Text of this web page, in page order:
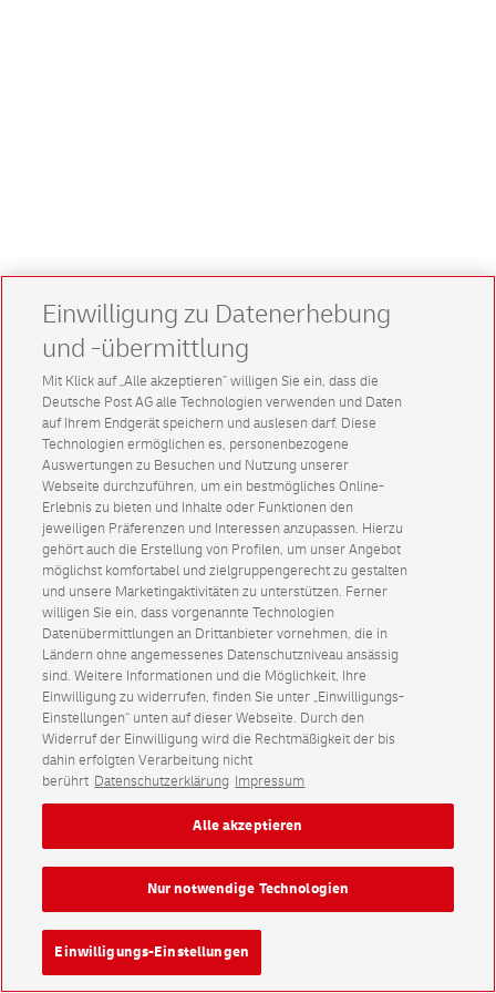
Einwilligung zu Datenerhebung
und -übermittlung
Mit Klick auf „Alle akzeptieren” willigen Sie ein, dass die
Deutsche Post AG alle Technologien verwenden und Daten
auf Ihrem Endgerät speichern und auslesen darf. Diese
Technologien ermöglichen es, personenbezogene
Auswertungen zu Besuchen und Nutzung unserer
Webseite durchzuführen, um ein bestmögliches Online-
Erlebnis zu bieten und Inhalte oder Funktionen den
jeweiligen Präferenzen und Interessen anzupassen. Hierzu
gehört auch die Erstellung von Profilen, um unser Angebot
möglichst komfortabel und zielgruppengerecht zu gestalten
und unsere Marketingaktivitäten zu unterstützen. Ferner
willigen Sie ein, dass vorgenannte Technologien
Datenübermittlungen an Drittanbieter vornehmen, die in
Ländern ohne angemessenes Datenschutzniveau ansässig
sind. Weitere Informationen und die Möglichkeit, Ihre
Einwilligung zu widerrufen, finden Sie unter „Einwilligungs-
Einstellungen“ unten auf dieser Webseite. Durch den
Widerruf der Einwilligung wird die Rechtmäßigkeit der bis
dahin erfolgten Verarbeitung nicht
berührt Datenschutzerklärung Impressum
Einwilligungs-Einstellungen
Nur notwendige Technologien
Alle akzeptieren